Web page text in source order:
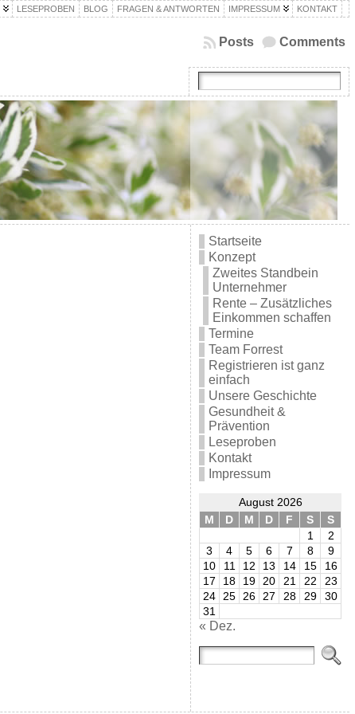
LESEPROBEN BLOG FRAGEN & ANTWORTEN IMPRESSUM KONTAKT
Comments
Posts
Startseite
Konzept
Zweites Standbein
Unternehmer
Rente – Zusätzliches
Einkommen schaffen
Termine
Team Forrest
Registrieren ist ganz
einfach
Unsere Geschichte
Gesundheit &
Prävention
Leseproben
Kontakt
Impressum
August 2026
M
D M D F S
S
1
2
3
4 5 6 7 8
9
10
11 12 13 14 15
16
17
18 19 20 21 22
23
24
25 26 27 28 29
30
31
« Dez.